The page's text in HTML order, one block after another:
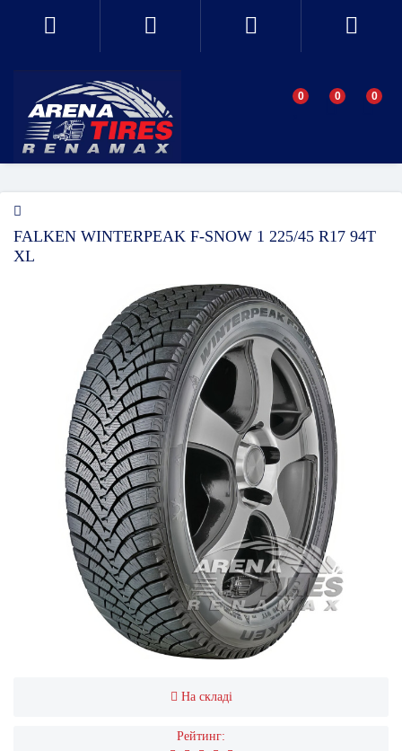
0 0 0
FALKEN WINTERPEAK F-SNOW 1 225/45 R17 94T
XL
На складі
Рейтинг: